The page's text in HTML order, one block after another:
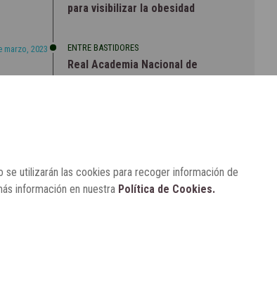
para visibilizar la obesidad
marzo, 2023 ENTRE BASTIDORES
Real Academia Nacional de
utilizarán las cookies para recoger información de
información en nuestra Política de Cookies.